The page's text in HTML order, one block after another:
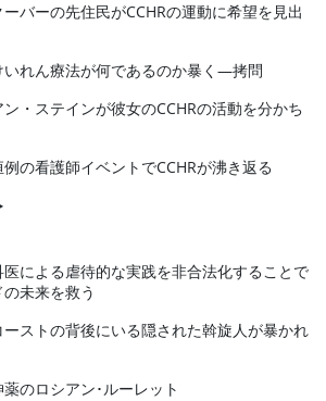
バーの先住民がCCHRの運動に希望を見出
いれん療法が何であるのか暴く—拷問
ン・ステインが彼女のCCHRの活動を分かち
の看護師イベントでCCHRが沸き返る
医による虐待的な実践を非合法化することで
未来を救う
ーストの背後にいる隠された斡旋人が暴かれ
薬のロシアン･ルーレット